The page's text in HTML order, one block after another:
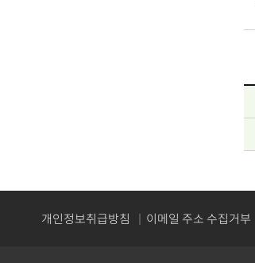
개인정보취급방침 이메일 주소 수집거부